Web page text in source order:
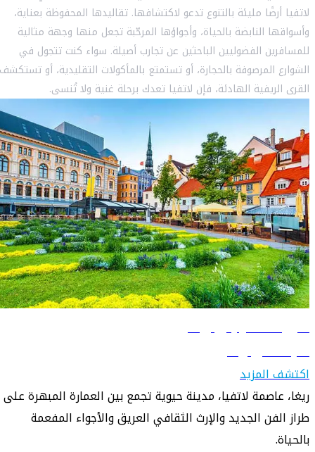
لاتفيا أرضًا مليئة بالتنوع تدعو لاكتشافها. تقاليدها المحفوظة بعناية،
وأسواقها النابضة بالحياة، وأجواؤها المرحّبة تجعل منها وجهة مثالية
للمسافرين الفضوليين الباحثين عن تجارب أصيلة. سواء كنت تتجول في
الشوارع المرصوفة بالحجارة، أو تستمتع بالمأكولات التقليدية، أو تستكشف
القرى الريفية الهادئة، فإن لاتفيا تعدك برحلة غنية ولا تُنسى.
دليل السفر إلى ريغا
تعرّف على ريغا
اكتشف المزيد
ريغا، عاصمة لاتفيا، مدينة حيوية تجمع بين العمارة المبهرة على
طراز الفن الجديد والإرث الثقافي العريق والأجواء المفعمة
بالحياة.